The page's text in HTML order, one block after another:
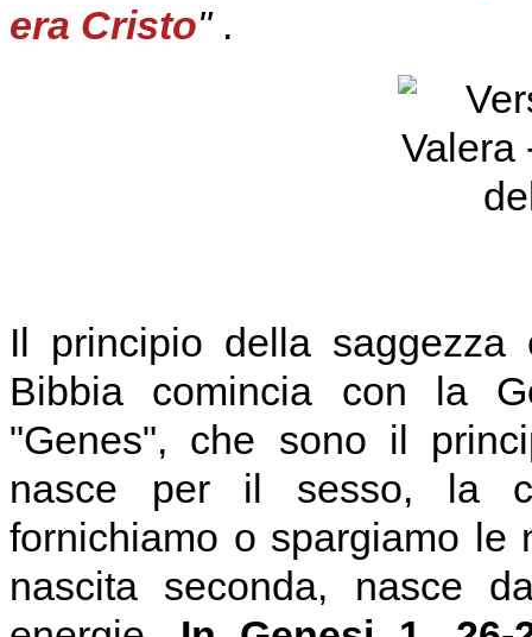
era Cristo" .
Il principio della
Bibbia comincia con la
"Genes", che sono il
nasce per il sesso, la
fornichiamo o spargiamo
nascita seconda, nasce